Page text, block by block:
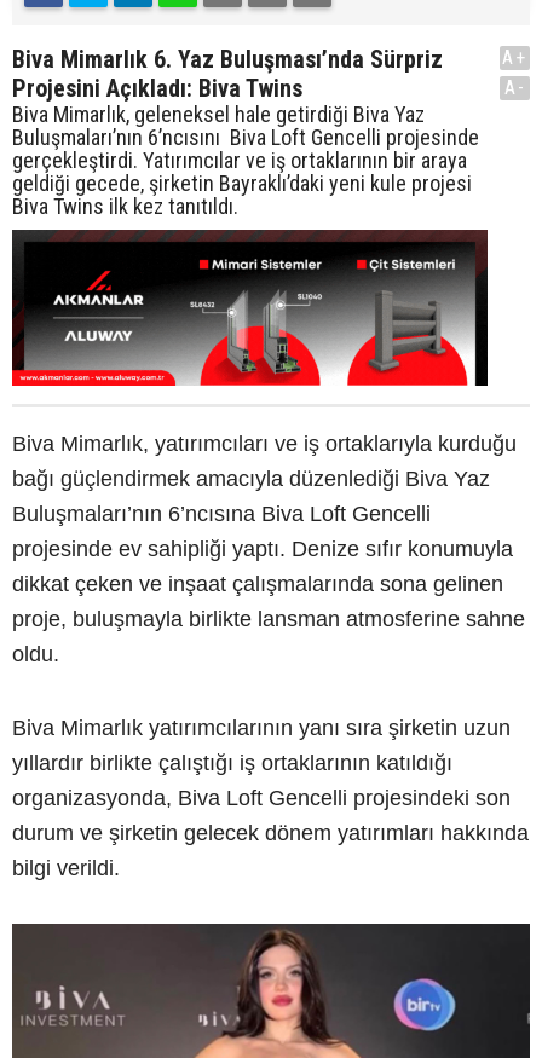
Biva Mimarlık 6. Yaz Buluşması’nda Sürpriz
Projesini Açıkladı: Biva Twins
Biva Mimarlık, geleneksel hale getirdiği Biva Yaz
Buluşmaları’nın 6’ncısını Biva Loft Gencelli projesinde
gerçekleştirdi. Yatırımcılar ve iş ortaklarının bir araya
geldiği gecede, şirketin Bayraklı’daki yeni kule projesi
Biva Twins ilk kez tanıtıldı.
A+
A-
Biva Mimarlık, yatırımcıları ve iş ortaklarıyla kurduğu
bağı güçlendirmek amacıyla düzenlediği Biva Yaz
Buluşmaları’nın 6’ncısına Biva Loft Gencelli
projesinde ev sahipliği yaptı. Denize sıfır konumuyla
dikkat çeken ve inşaat çalışmalarında sona gelinen
proje, buluşmayla birlikte lansman atmosferine sahne
oldu.
Biva Mimarlık yatırımcılarının yanı sıra şirketin uzun
yıllardır birlikte çalıştığı iş ortaklarının katıldığı
organizasyonda, Biva Loft Gencelli projesindeki son
durum ve şirketin gelecek dönem yatırımları hakkında
bilgi verildi.